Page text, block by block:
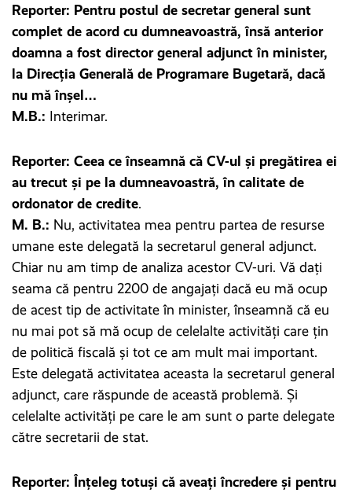
Reporter: Pentru postul de secretar general sunt
complet de acord cu dumneavoastră, însă anterior
doamna a fost director general adjunct în minister,
la Direcția Generală de Programare Bugetară, dacă
nu mă înșel…
M.B.: Interimar.
Reporter: Ceea ce înseamnă că CV-ul și pregătirea ei
au trecut și pe la dumneavoastră, în calitate de
ordonator de credite.
M. B.: Nu, activitatea mea pentru partea de resurse
umane este delegată la secretarul general adjunct.
Chiar nu am timp de analiza acestor CV-uri. Vă dați
seama că pentru 2200 de angajați dacă eu mă ocup
de acest tip de activitate în minister, înseamnă că eu
nu mai pot să mă ocup de celelalte activități care țin
de politică fiscală și tot ce am mult mai important.
Este delegată activitatea aceasta la secretarul general
adjunct, care răspunde de această problemă. Și
celelalte activități pe care le am sunt o parte delegate
către secretarii de stat.
Reporter: Înțeleg totuși că aveați încredere și pentru